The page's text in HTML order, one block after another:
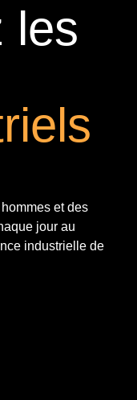
les
et des
jour au
industrielle de